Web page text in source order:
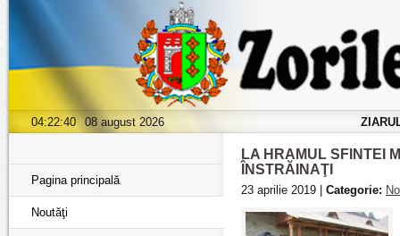
04:22:42 08 august 2026
Pagina principală
Noutăţi
LA HRAMUL SFINTEI
ÎNSTRĂINAŢI
23 aprilie 2019 | Categorie: